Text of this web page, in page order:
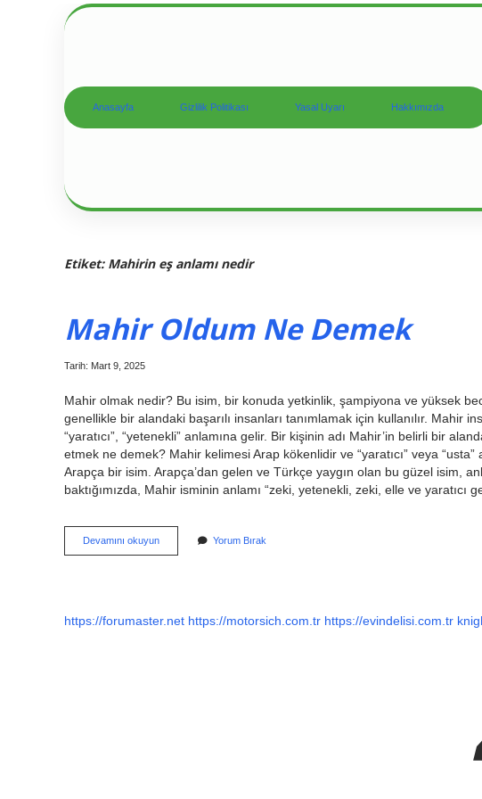
Anasayfa Gizlilik Politikası Yasal Uyarı Hakkımızda
Etiket: Mahirin eş anlamı nedir
Mahir Oldum Ne Demek
Tarih: Mart 9, 2025
Mahir olmak nedir? Bu isim, bir konuda yetkinlik, şampiyona ve yüksek
genellikle bir alandaki başarılı insanları tanımlamak için kullanılır. Mahir
“yaratıcı”, “yetenekli” anlamına gelir. Bir kişinin adı Mahir’in belirli bir
etmek ne demek? Mahir kelimesi Arap kökenlidir ve “yaratıcı” veya
Arapça bir isim. Arapça’dan gelen ve Türkçe yaygın olan bu güzel isim,
baktığımızda, Mahir isminin anlamı “zeki, yetenekli, zeki, elle ve yaratıcı
Devamını okuyunMahir
Oldum
Yorum Bırak
https://forumaster.net https://motorsich.com.tr https://evindelisi.com.tr